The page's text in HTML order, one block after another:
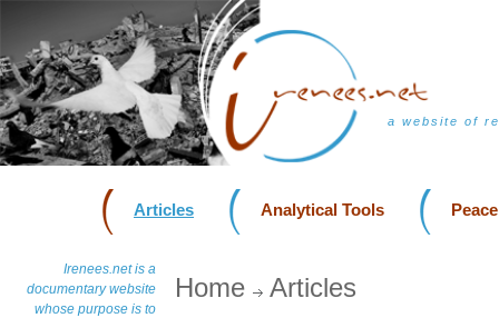
a website of
Articles Analytical Tools
Irenees.net is a
documentary website
whose purpose is to
Home Articles